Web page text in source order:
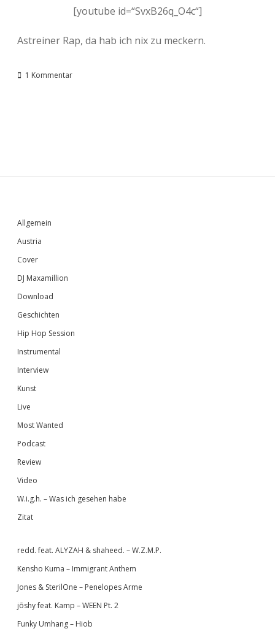
[youtube id=“SvxB26q_O4c“]
Astreiner Rap, da hab ich nix zu meckern.
1 Kommentar
Sidebar
Allgemein
Austria
Cover
DJ Maxamillion
Download
Geschichten
Hip Hop Session
Instrumental
Interview
Kunst
Live
Most Wanted
Podcast
Review
Video
W.i.g.h. – Was ich gesehen habe
Zitat
redd. feat. ALYZAH & shaheed. – W.Z.M.P.
Kensho Kuma – Immigrant Anthem
Jones & SterilOne – Penelopes Arme
jōshy feat. Kamp – WEEN Pt. 2
Funky Umhang – Hiob